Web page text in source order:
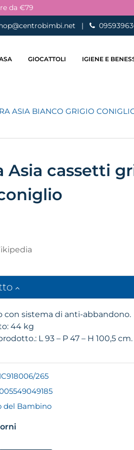
da €79
|
GIOCATTOLI IGIENE E
ASIA BIANCO GRIGIO
Asia cassetti
con sistema di anti-abbandono.
44 kg
L 93 – P 47 – H 100,5 cm.
265
del Bambino